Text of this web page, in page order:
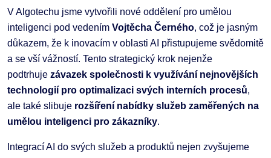
V Algotechu jsme vytvořili nové oddělení pro umělou
inteligenci pod vedením Vojtěcha Černého, což je jasným
důkazem, že k inovacím v oblasti AI přistupujeme svědomitě
a se vší vážností. Tento strategický krok nejenže
podtrhuje závazek společnosti k využívání nejnovějších
technologií pro optimalizaci svých interních procesů,
ale také slibuje rozšíření nabídky služeb zaměřených na
umělou inteligenci pro zákazníky.
Integrací AI do svých služeb a produktů nejen zvyšujeme